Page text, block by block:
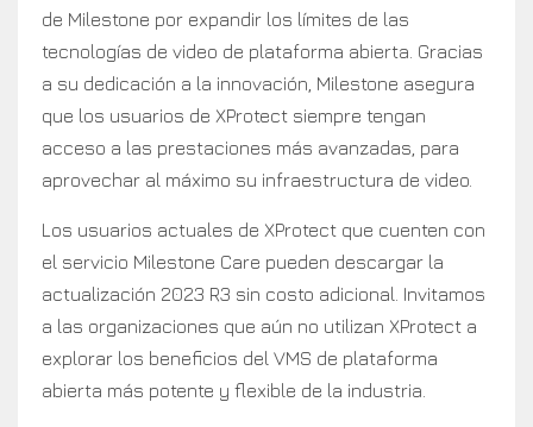
de Milestone por expandir los límites de las
tecnologías de video de plataforma abierta. Gracias
a su dedicación a la innovación, Milestone asegura
que los usuarios de XProtect siempre tengan
acceso a las prestaciones más avanzadas, para
aprovechar al máximo su infraestructura de video.
Los usuarios actuales de XProtect que cuenten con
el servicio Milestone Care pueden descargar la
actualización 2023 R3 sin costo adicional. Invitamos
a las organizaciones que aún no utilizan XProtect a
explorar los beneficios del VMS de plataforma
abierta más potente y flexible de la industria.